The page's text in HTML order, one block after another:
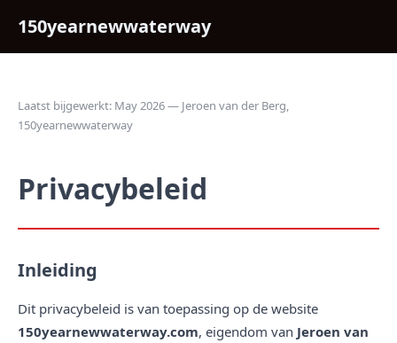
150yearnewwaterway
Laatst bijgewerkt: May 2026 — Jeroen van der Berg,
150yearnewwaterway
Privacybeleid
Inleiding
Dit privacybeleid is van toepassing op de website
150yearnewwaterway.com, eigendom van Jeroen van